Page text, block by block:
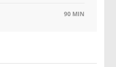
90 MIN